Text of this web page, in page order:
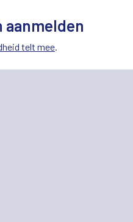
aanmelden
telt mee.